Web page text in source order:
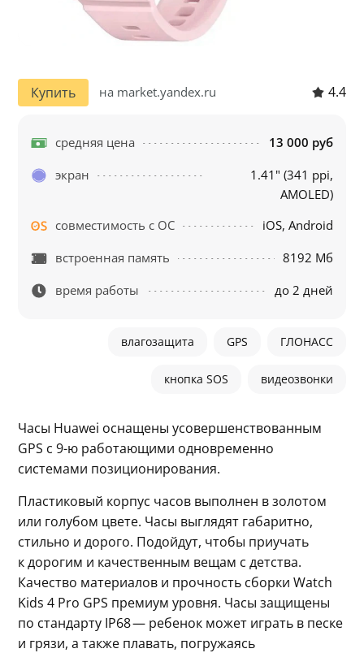
Купить на market.yandex.ru 4.4
средняя цена
13 000 руб
экран
1.41" (341 ppi,
AMOLED)
совместимость с ОС
iOS, Android
встроенная память
8192 Мб
время работы
до 2 дней
влагозащита GPS ГЛОНАСC
кнопка SOS видеозвонки
Часы Huawei оснащены усовершенствованным
GPS с 9-ю работающими одновременно
системами позиционирования.
Пластиковый корпус часов выполнен в золотом
или голубом цвете. Часы выглядят габаритно,
стильно и дорого. Подойдут, чтобы приучать
к дорогим и качественным вещам с детства.
Качество материалов и прочность сборки Watch
Kids 4 Pro GPS премиум уровня. Часы защищены
по стандарту IP68 — ребенок может играть в песке
и грязи, а также плавать, погружаясь